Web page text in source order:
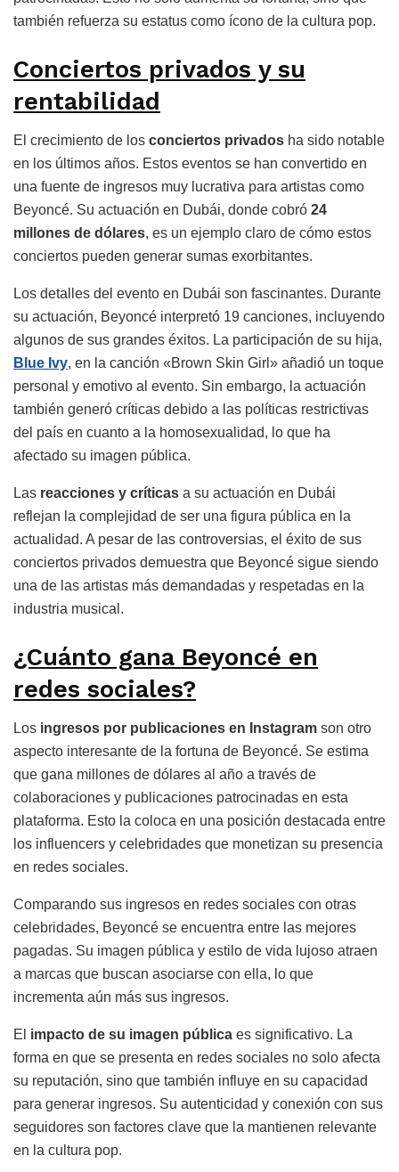
también refuerza su estatus como ícono de la cultura pop.
Conciertos privados y su
rentabilidad
El crecimiento de los conciertos privados ha sido notable
en los últimos años. Estos eventos se han convertido en
una fuente de ingresos muy lucrativa para artistas como
Beyoncé. Su actuación en Dubái, donde cobró 24
millones de dólares, es un ejemplo claro de cómo estos
conciertos pueden generar sumas exorbitantes.
Los detalles del evento en Dubái son fascinantes. Durante
su actuación, Beyoncé interpretó 19 canciones, incluyendo
algunos de sus grandes éxitos. La participación de su hija,
Blue Ivy, en la canción «Brown Skin Girl» añadió un toque
personal y emotivo al evento. Sin embargo, la actuación
también generó críticas debido a las políticas restrictivas
del país en cuanto a la homosexualidad, lo que ha
afectado su imagen pública.
Las reacciones y críticas a su actuación en Dubái
reflejan la complejidad de ser una figura pública en la
actualidad. A pesar de las controversias, el éxito de sus
conciertos privados demuestra que Beyoncé sigue siendo
una de las artistas más demandadas y respetadas en la
industria musical.
¿Cuánto gana Beyoncé en
redes sociales?
Los ingresos por publicaciones en Instagram son otro
aspecto interesante de la fortuna de Beyoncé. Se estima
que gana millones de dólares al año a través de
colaboraciones y publicaciones patrocinadas en esta
plataforma. Esto la coloca en una posición destacada entre
los influencers y celebridades que monetizan su presencia
en redes sociales.
Comparando sus ingresos en redes sociales con otras
celebridades, Beyoncé se encuentra entre las mejores
pagadas. Su imagen pública y estilo de vida lujoso atraen
a marcas que buscan asociarse con ella, lo que
incrementa aún más sus ingresos.
El impacto de su imagen pública es significativo. La
forma en que se presenta en redes sociales no solo afecta
su reputación, sino que también influye en su capacidad
para generar ingresos. Su autenticidad y conexión con sus
seguidores son factores clave que la mantienen relevante
en la cultura pop.